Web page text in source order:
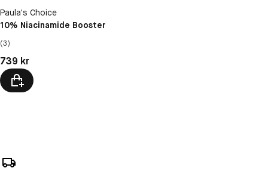
Paula's Choice
10% Niacinamide Booster
(3)
Pris: 739 kr
739 kr